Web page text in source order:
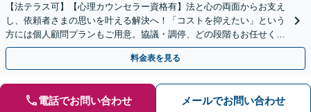
【法テラス可】【心理カウンセラー資格有】法と心の両面からお支え
し、依頼者さまの思いを叶える解決へ！「コストを抑えたい」という
方には個人顧問プランもご用意。協議・調停、どの段階もお任せくだ
さい【初回相談無料】【佐賀駅1分】
料金表を見る
電話でお問い合わせ メールでお問い合わせ